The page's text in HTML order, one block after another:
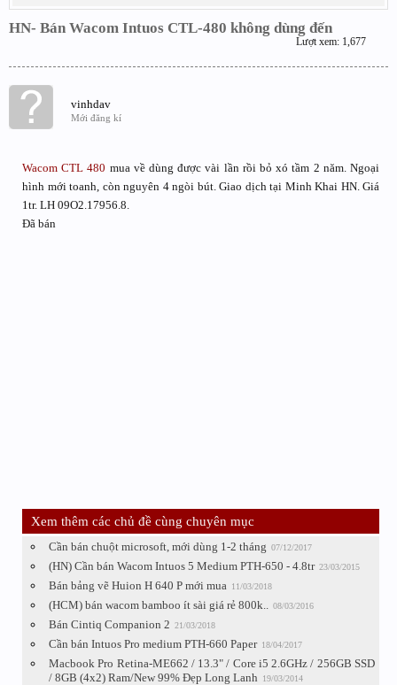
HN- Bán Wacom Intuos CTL-480 không dùng đến
Lượt xem: 1,677
vinhdav
Mới đăng kí
Wacom CTL 480 mua về dùng được vài lần rồi bỏ xó tầm 2 năm. Ngoại
hình mới toanh, còn nguyên 4 ngòi bút. Giao dịch tại Minh Khai HN. Giá
1tr. LH 09O2.17956.8.
Đã bán
Xem thêm các chủ đề cùng chuyên mục
Cần bán chuột microsoft, mới dùng 1-2 tháng 07/12/2017
(HN) Cần bán Wacom Intuos 5 Medium PTH-650 - 4.8tr 23/03/2015
Bán bảng vẽ Huion H 640 P mới mua 11/03/2018
(HCM) bán wacom bamboo ít sài giá rẻ 800k.. 08/03/2016
Bán Cintiq Companion 2 21/03/2018
Cần bán Intuos Pro medium PTH-660 Paper 18/04/2017
Macbook Pro Retina-ME662 / 13.3" / Core i5 2.6GHz / 256GB SSD
/ 8GB (4x2) Ram/New 99% Đẹp Long Lanh
19/03/2014